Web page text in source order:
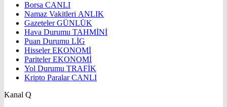
Borsa CANLI
Namaz Vakitleri ANLIK
GazetelerGÜNLÜK
Hava Durumu TAHMİNİ
Puan Durumu LİG
HisselerEKONOMİ
ParitelerEKONOMİ
Yol Durumu TRAFİK
Kripto ParalarCANLI
Kanal Q